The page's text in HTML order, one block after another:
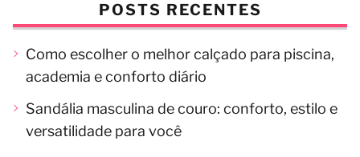
POSTS RECENTES
Como escolher o melhor calçado para piscina,
academia e conforto diário
Sandália masculina de couro: conforto, estilo e
versatilidade para você